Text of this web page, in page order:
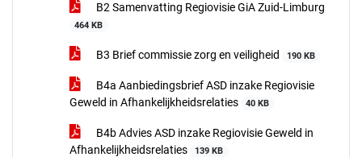
B2 Samenvatting Regiovisie GiA Zuid-Limburg
464 KB
B3 Brief commissie zorg en veiligheid 190 KB
B4a Aanbiedingsbrief ASD inzake Regiovisie
Geweld in Afhankelijkheidsrelaties
40 KB
B4b Advies ASD inzake Regiovisie Geweld in
Afhankelijkheidsrelaties
139 KB